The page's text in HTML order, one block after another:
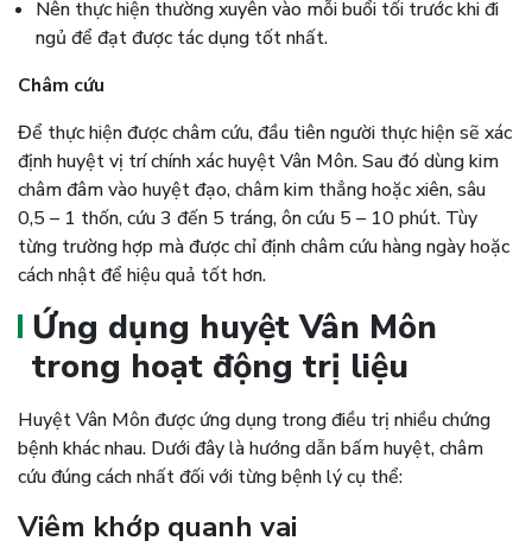
Nên thực hiện thường xuyên vào mỗi buổi tối trước khi đi
ngủ để đạt được tác dụng tốt nhất.
Châm cứu
Để thực hiện được châm cứu, đầu tiên người thực hiện sẽ xác
định huyệt vị trí chính xác huyệt Vân Môn. Sau đó dùng kim
châm đâm vào huyệt đạo, châm kim thẳng hoặc xiên, sâu
0,5 – 1 thốn, cứu 3 đến 5 tráng, ôn cứu 5 – 10 phút. Tùy
từng trường hợp mà được chỉ định châm cứu hàng ngày hoặc
cách nhật để hiệu quả tốt hơn.
Ứng dụng huyệt Vân Môn
trong hoạt động trị liệu
Huyệt Vân Môn được ứng dụng trong điều trị nhiều chứng
bệnh khác nhau. Dưới đây là hướng dẫn bấm huyệt, châm
cứu đúng cách nhất đối với từng bệnh lý cụ thể:
Viêm khớp quanh vai